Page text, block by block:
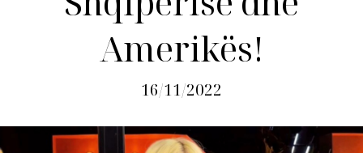
Amerikës!
16/11/2022